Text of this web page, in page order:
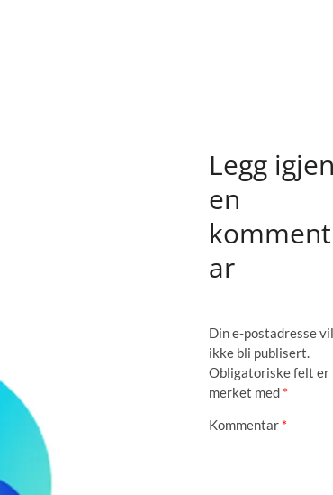
Legg
en
komment
ar
Din e-postadresse vil
ikke bli publisert.
Obligatoriske felt er
merket med *
Kommentar *